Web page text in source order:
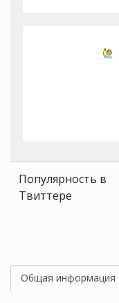
Популярность в
Твиттере
Общая информация